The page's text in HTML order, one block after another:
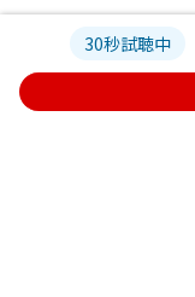
30秒試聴中